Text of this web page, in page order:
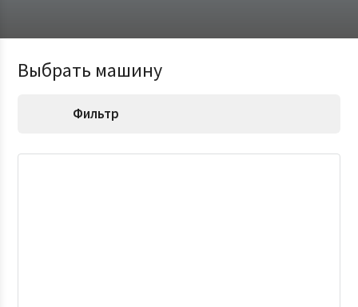
Выбрать машину
Фильтр